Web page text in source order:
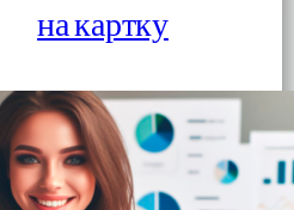
Завантажити
на картку